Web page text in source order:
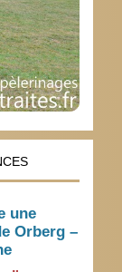
une
Orberg –